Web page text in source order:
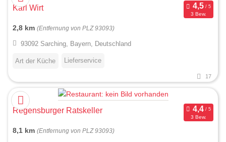
Karl Wirt
3 Bew.
2,8 km (Entfernung von PLZ 93093)
93092 Sarching, Bayern, Deutschland
Art der Küche Lieferservice
17
Regensburger Ratskeller
3 Bew.
8,1 km (Entfernung von PLZ 93093)